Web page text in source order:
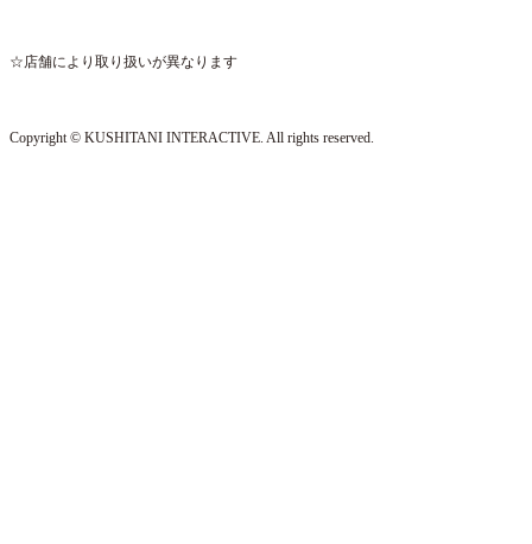
☆店舗により取り扱いが異なります
Copyright © KUSHITANI INTERACTIVE. All rights reserved.